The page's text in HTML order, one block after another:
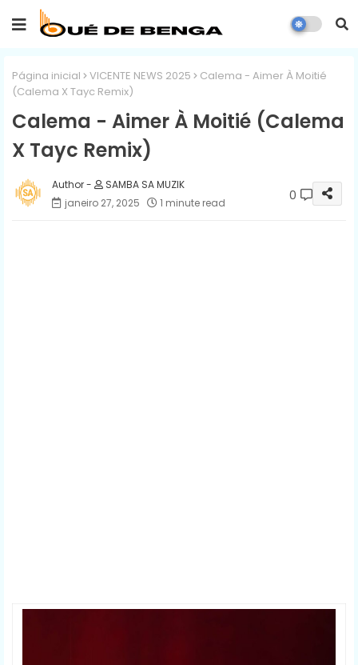
Página inicial VICENTE NEWS 2025
Calema - Aimer À Moitié
(Calema X Tayc Remix)
Calema - Aimer À Moitié (Calema
X Tayc Remix)
SAMBA SA MUZIK
janeiro 27, 2025
1 minute read 0